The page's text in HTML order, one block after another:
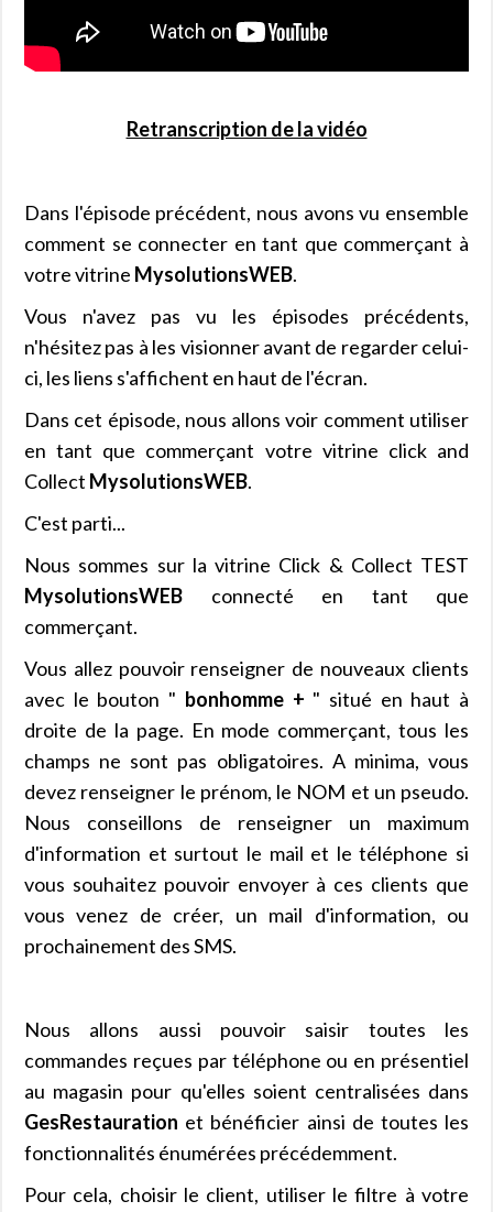
Retranscription de la vidéo
Dans l'épisode précédent, nous avons vu ensemble
comment se connecter en tant que commerçant à
votre vitrine MysolutionsWEB.
Vous n'avez pas vu les épisodes précédents,
n'hésitez pas à les visionner avant de regarder celui-
ci, les liens s'affichent en haut de l'écran.
Dans cet épisode, nous allons voir comment utiliser
en tant que commerçant votre vitrine click and
Collect MysolutionsWEB.
C'est parti...
Nous sommes sur la vitrine Click & Collect TEST
MysolutionsWEB connecté en tant que
commerçant.
Vous allez pouvoir renseigner de nouveaux clients
avec le bouton " bonhomme + " situé en haut à
droite de la page. En mode commerçant, tous les
champs ne sont pas obligatoires. A minima, vous
devez renseigner le prénom, le NOM et un pseudo.
Nous conseillons de renseigner un maximum
d'information et surtout le mail et le téléphone si
vous souhaitez pouvoir envoyer à ces clients que
vous venez de créer, un mail d'information, ou
prochainement des SMS.
Nous allons aussi pouvoir saisir toutes les
commandes reçues par téléphone ou en présentiel
au magasin pour qu'elles soient centralisées dans
GesRestauration et bénéficier ainsi de toutes les
fonctionnalités énumérées précédemment.
Pour cela, choisir le client, utiliser le filtre à votre